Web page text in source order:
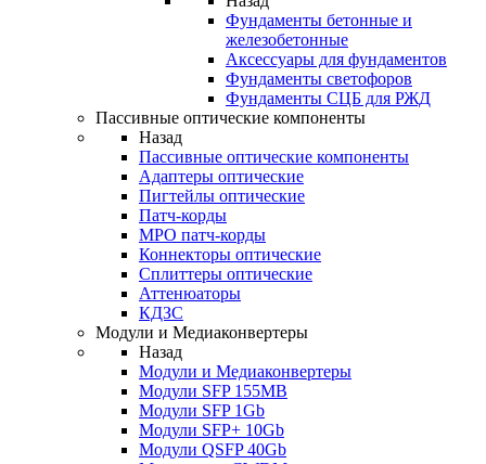
Фундаменты бетонные и
железобетонные
Аксессуары для фундаментов
Фундаменты светофоров
Фундаменты СЦБ для РЖД
Пассивные оптические компоненты
Назад
Пассивные оптические компоненты
Адаптеры оптические
Пигтейлы оптические
Патч-корды
MPO патч-корды
Коннекторы оптические
Сплиттеры оптические
Аттенюаторы
КДЗС
Модули и Медиаконвертеры
Назад
Модули и Медиаконвертеры
Модули SFP 155MB
Модули SFP 1Gb
Модули SFP+ 10Gb
Модули QSFP 40Gb